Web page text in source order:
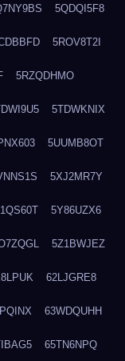
5QDQI5F8
5ROV8T2I
5RZQDHMO
5TDWKNIX
5UUMB8OT
5XJ2MR7Y
5Y86UZX6
5Z1BWJEZ
62LJGRE8
63WDQUHH
65TN6NPQ